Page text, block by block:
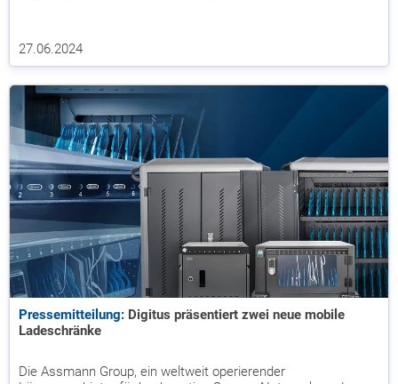
27.06.2024
Pressemitteilung: Digitus präsentiert zwei neue mobile
Ladeschränke
Die Assmann Group, ein weltweit operierender